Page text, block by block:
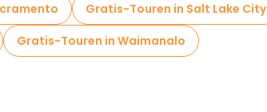
Gratis-Touren in Salt Lake City
Gratis-Touren in Waimanalo